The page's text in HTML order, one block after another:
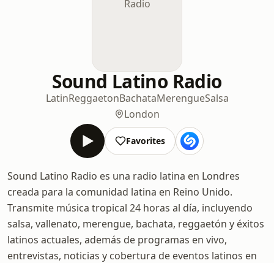
Sound Latino Radio
LatinReggaetonBachataMerengueSalsa
London
Favorites
Sound Latino Radio es una radio latina en Londres
creada para la comunidad latina en Reino Unido.
Transmite música tropical 24 horas al día, incluyendo
salsa, vallenato, merengue, bachata, reggaetón y éxitos
latinos actuales, además de programas en vivo,
entrevistas, noticias y cobertura de eventos latinos en